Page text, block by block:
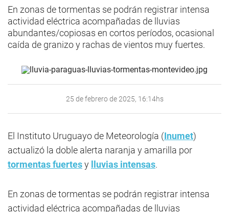
En zonas de tormentas se podrán registrar intensa
actividad eléctrica acompañadas de lluvias
abundantes/copiosas en cortos períodos, ocasional
caída de granizo y rachas de vientos muy fuertes.
25 de febrero de 2025, 16:14hs
El Instituto Uruguayo de Meteorología (Inumet)
actualizó la doble alerta naranja y amarilla por
tormentas fuertesy lluvias intensas.
En zonas de tormentas se podrán registrar intensa
actividad eléctrica acompañadas de lluvias